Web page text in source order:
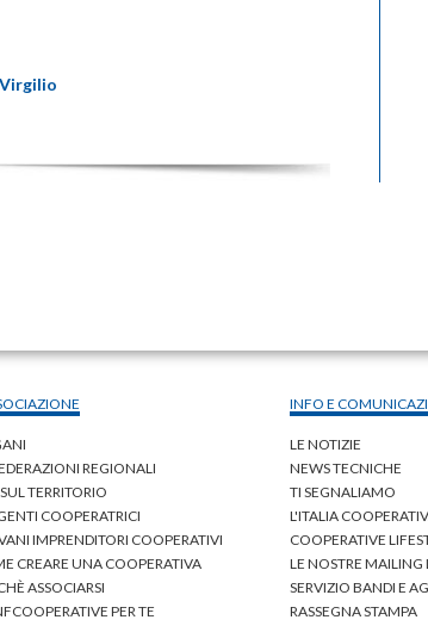
REGIONALI
TERRITORIO
COOPERATRICI
IMPRENDITORI COOPERATIVI
CREARE UNA COOPERATIVA
ASSOCIARSI
PER TE
INFO E
LE NOTIZIE
NEWS TECNICHE
TI SEGNALIAMO
L'ITALIA
COOPERATIVE
LE NOSTRE MAILING
SERVIZIO BANDI E
RASSEGNA STAMPA